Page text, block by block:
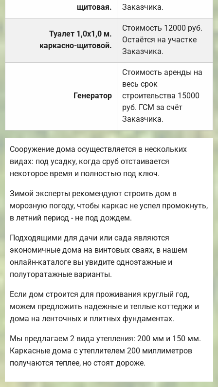
щитовая. Заказчика.
Туалет 1,0х1,0 м.
каркасно-щитовой.
Стоимость 12000 руб.
Остаётся на участке
Заказчика.
Генератор
Стоимость аренды на
весь срок
строительства 15000
руб. ГСМ за счёт
Заказчика.
Сооружение дома осуществляется в нескольких
видах: под усадку, когда сруб отстаивается
некоторое время и полностью под ключ.
Зимой эксперты рекомендуют строить дом в
морозную погоду, чтобы каркас не успел промокнуть,
в летний период - не под дождем.
Подходящими для дачи или сада являются
экономичные дома на винтовых сваях, в нашем
онлайн-каталоге вы увидите одноэтажные и
полуторатажные варианты.
Если дом строится для проживания круглый год,
можем предложить надежные и теплые коттеджи и
дома на ленточных и плитных фундаментах.
Мы предлагаем 2 вида утепления: 200 мм и 150 мм.
Каркасные дома с утеплителем 200 миллиметров
получаются теплее, но стоят дороже.